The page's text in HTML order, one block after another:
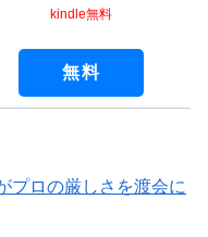
kindle無料
無料
プロの厳しさを渡会に